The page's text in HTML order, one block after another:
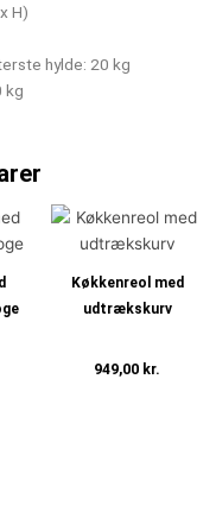
H)
hylde: 20 kg
kg
Køkkenreol med
udtrækskurv
949,00 kr.